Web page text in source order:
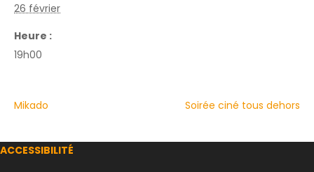
26 février
Heure :
19h00
Mikado Soirée ciné tous dehors
ACCESSIBILITÉ